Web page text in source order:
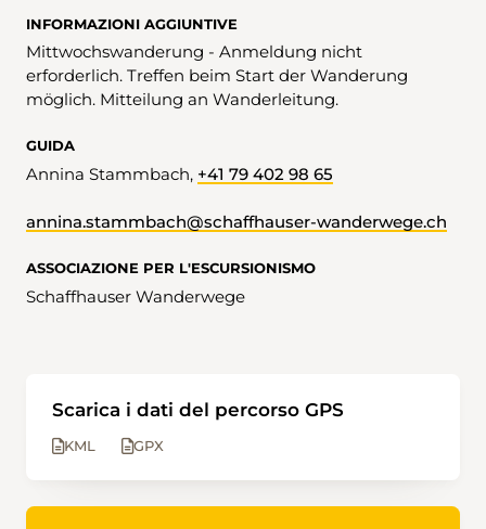
INFORMAZIONI AGGIUNTIVE
Mittwochswanderung - Anmeldung nicht
erforderlich. Treffen beim Start der Wanderung
möglich. Mitteilung an Wanderleitung.
GUIDA
Annina Stammbach, +41 79 402 98 65
annina.stammbach@schaffhauser-wanderwege.ch
ASSOCIAZIONE PER L'ESCURSIONISMO
Schaffhauser Wanderwege
Scarica i dati del percorso GPS
KML GPX